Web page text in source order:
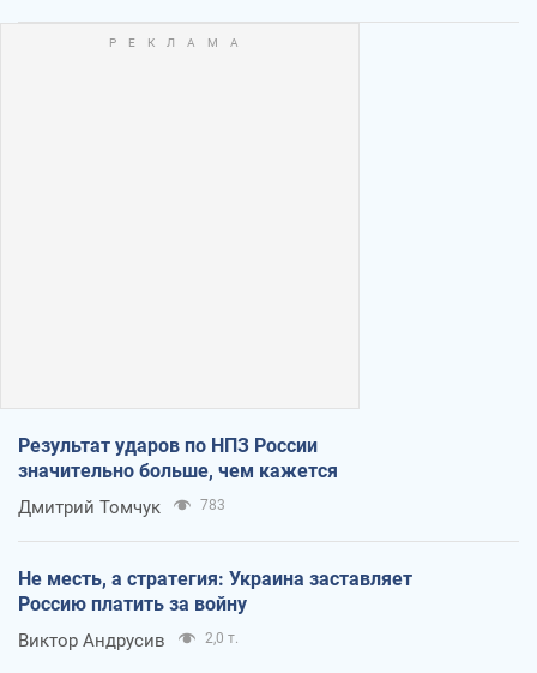
Результат ударов по НПЗ России
значительно больше, чем кажется
Дмитрий Томчук 783
Не месть, а стратегия: Украина заставляет
Россию платить за войну
Виктор Андрусив 2,0 т.